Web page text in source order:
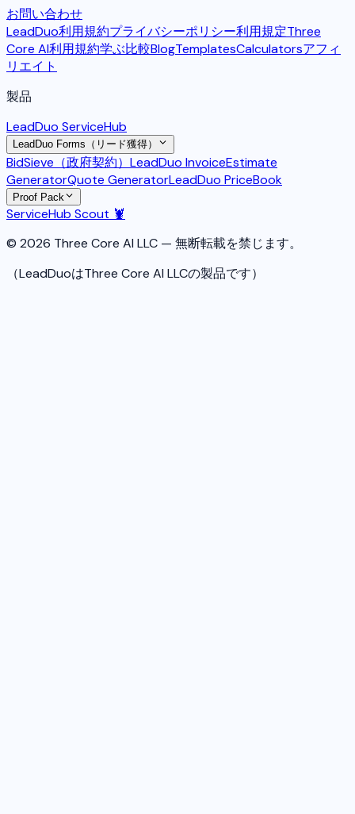
お問い合わせ
LeadDuo利用規約プライバシーポリシー利用規定Three
Core AI利用規約学ぶ比較BlogTemplatesCalculatorsアフィ
リエイト
製品
LeadDuo ServiceHub
LeadDuo Forms（リード獲得）
BidSieve（政府契約） LeadDuo InvoiceEstimate
GeneratorQuote GeneratorLeadDuo PriceBook
Proof Pack
ServiceHub Scout 🦞
© 2026 Three Core AI LLC — 無断転載を禁じます。
（LeadDuoはThree Core AI LLCの製品です）